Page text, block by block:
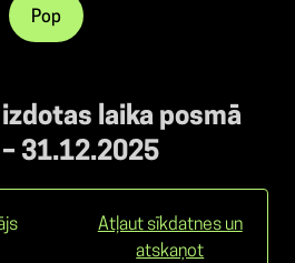
Pop
laika posmā
31.12.2025
Atļaut sīkdatnes un
atskaņot